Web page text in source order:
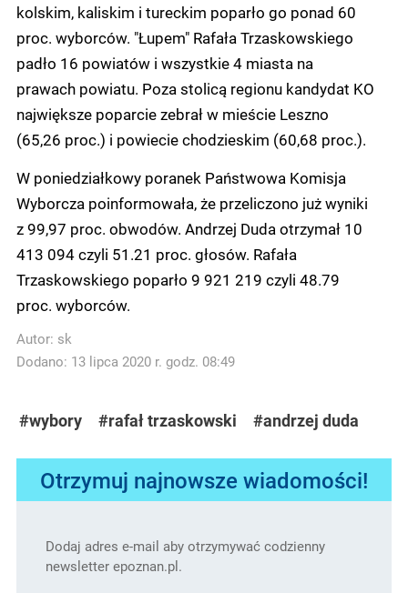
kolskim, kaliskim i tureckim poparło go ponad 60
proc. wyborców. "Łupem" Rafała Trzaskowskiego
padło 16 powiatów i wszystkie 4 miasta na
prawach powiatu. Poza stolicą regionu kandydat KO
największe poparcie zebrał w mieście Leszno
(65,26 proc.) i powiecie chodzieskim (60,68 proc.).
W poniedziałkowy poranek Państwowa Komisja
Wyborcza poinformowała, że przeliczono już wyniki
z 99,97 proc. obwodów. Andrzej Duda otrzymał 10
413 094 czyli 51.21 proc. głosów. Rafała
Trzaskowskiego poparło 9 921 219 czyli 48.79
proc. wyborców.
Autor: sk
Dodano: 13 lipca 2020 r. godz. 08:49
#wybory #rafał trzaskowski #andrzej duda
Otrzymuj najnowsze wiadomości!
Dodaj adres e-mail aby otrzymywać codzienny
newsletter epoznan.pl.